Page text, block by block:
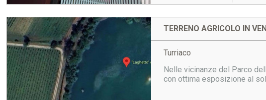
TERRENO AGRICOLO IN
Turriaco
Nelle vicinanze del Parco
con ottima esposizione al